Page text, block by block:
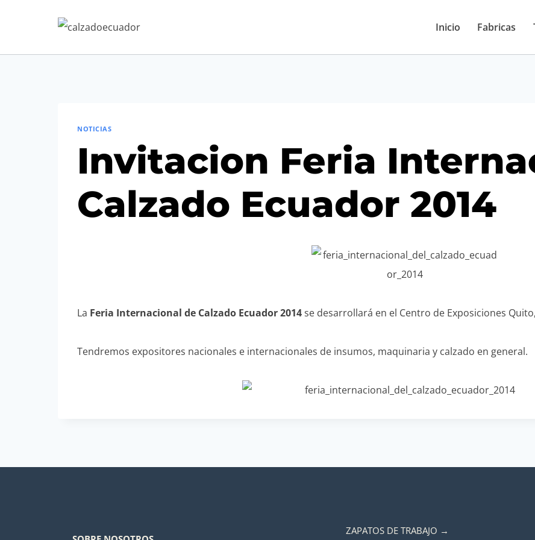
Inicio Fabricas
NOTICIAS
Invitacion Feria
Calzado Ecuador 2014
La Feria Internacional de Calzado Ecuador 2014se desarrollará en el Centro de Exposiciones
Tendremos expositores nacionales e internacionales de insumos, maquinaria y calzado en general.
ZAPATOS DE TRABAJO →